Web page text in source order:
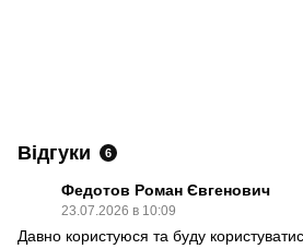
Відгуки 6
Федотов Роман Євгенович
23.07.2026 в 10:09
Давно користуюся та буду